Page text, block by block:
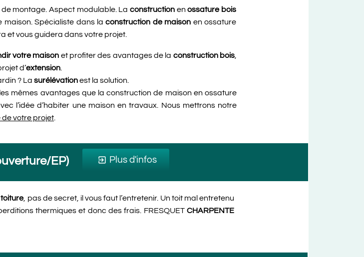
montage. Aspect modulable. La construction enossature bois
maison. Spécialiste dans laconstruction de maison en ossature
et vous guidera dans votre projet.
votre maison et profiter des avantages de la construction bois
d’extension
? La surélévationest la solution.
mêmes avantages que la construction de maison en ossature
l’idée d’habiter une maison en travaux. Nous mettrons notre
de votre projet
exit_to_app Plus d'infos
EP)
toiture, pas de secret, il vous faut l’entretenir. Un toit mal entretenu
thermiques et donc des frais. FRESQUET CHARPENTE